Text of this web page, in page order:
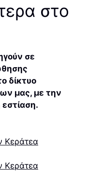
στο
σε
δίκτυο
μας, με την
εστίαση.
Κεράτεα
Κεράτεα